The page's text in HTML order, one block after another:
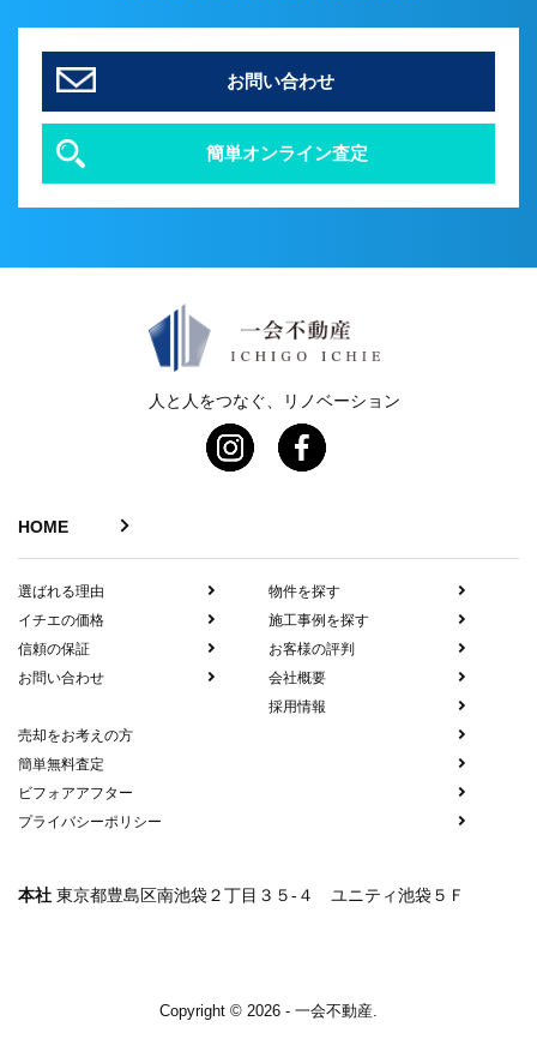
お問い合わせ
簡単オンライン査定
人と人をつなぐ、リノベーション
HOME
選ばれる理由
イチエの価格
信頼の保証
お問い合わせ
物件を探す
施工事例を探す
お客様の評判
会社概要
採用情報
売却をお考えの方
簡単無料査定
ビフォアアフター
プライバシーポリシー
本社 東京都豊島区南池袋２丁目３５-４ ユニティ池袋５Ｆ
Copyright © 2026 - 一会不動産.